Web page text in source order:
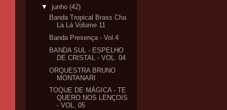
▼ junho (42)
Banda Tropical Brass Cha
La Lá Volume 11
Banda Presença - Vol.4
BANDA SUL - ESPELHO
DE CRISTAL - VOL. 04
ORQUESTRA BRUNO
MONTANARI
TOQUE DE MÁGICA - TE
QUERO NOS LENÇOIS
- VOL. 05